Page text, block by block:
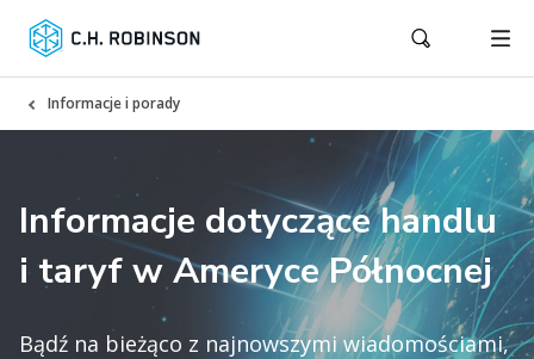
Informacje i porady
Informacje dotyczące handlu
i taryf w Ameryce Północnej
Bądź na bieżąco z najnowszymi wiadomościami,